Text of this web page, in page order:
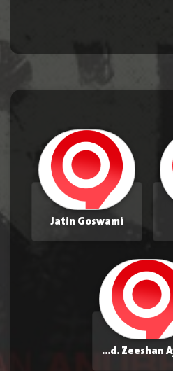
Jatin Goswami
Mohd. Zeeshan Ayyub